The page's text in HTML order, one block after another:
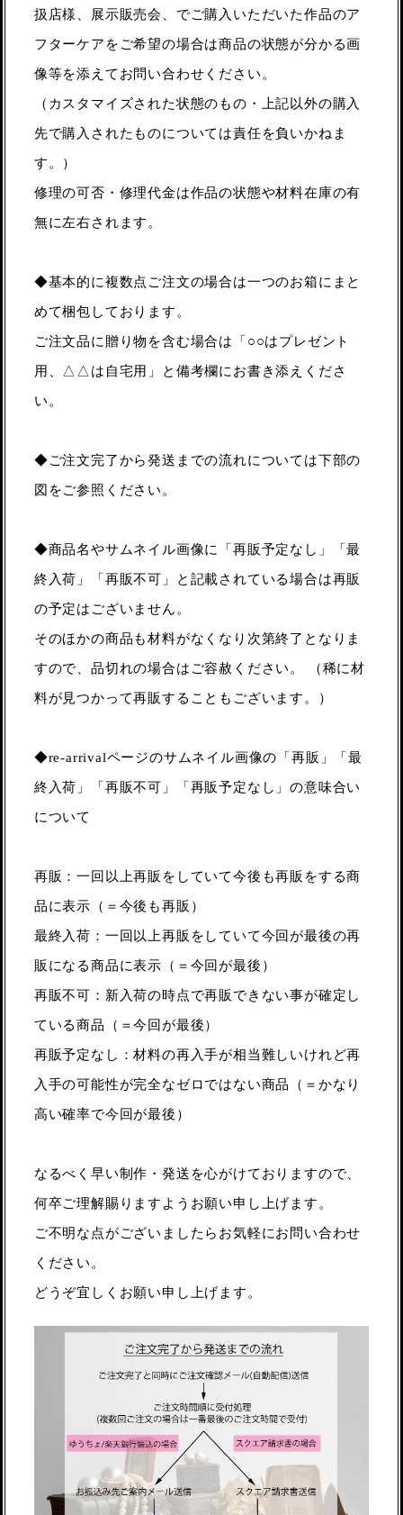
扱店様、展示販売会、でご購入いただいた作品のア
フターケアをご希望の場合は商品の状態が分かる画
像等を添えてお問い合わせください。
（カスタマイズされた状態のもの・上記以外の購入
先で購入されたものについては責任を負いかねま
す。）
修理の可否・修理代金は作品の状態や材料在庫の有
無に左右されます。
◆基本的に複数点ご注文の場合は一つのお箱にまと
めて梱包しております。
ご注文品に贈り物を含む場合は「○○はプレゼント
用、△△は自宅用」と備考欄にお書き添えくださ
い。
◆ご注文完了から発送までの流れについては下部の
図をご参照ください。
◆商品名やサムネイル画像に「再販予定なし」「最
終入荷」「再販不可」と記載されている場合は再販
の予定はございません。
そのほかの商品も材料がなくなり次第終了となりま
すので、品切れの場合はご容赦ください。 （稀に材
料が見つかって再販することもございます。）
◆re-arrivalページのサムネイル画像の「再販」「最
終入荷」「再販不可」「再販予定なし」の意味合い
について
再販：一回以上再販をしていて今後も再販をする商
品に表示（＝今後も再販）
最終入荷：一回以上再販をしていて今回が最後の再
販になる商品に表示（＝今回が最後）
再販不可：新入荷の時点で再販できない事が確定し
ている商品（＝今回が最後）
再販予定なし：材料の再入手が相当難しいけれど再
入手の可能性が完全なゼロではない商品（＝かなり
高い確率で今回が最後）
なるべく早い制作・発送を心がけておりますので、
何卒ご理解賜りますようお願い申し上げます。
ご不明な点がございましたらお気軽にお問い合わせ
ください。
どうぞ宜しくお願い申し上げます。